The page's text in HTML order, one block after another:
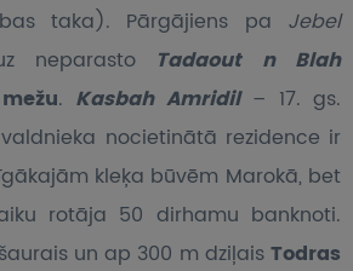
taka). Pārgājiens pa Jebel
neparasto
Tadaout n Blah
. Kasbah Amridil – 17. gs.
nocietinātā rezidence ir
kleķa būvēm Marokā, bet
rotāja 50 dirhamu banknoti.
un ap 300 m dziļaisTodras